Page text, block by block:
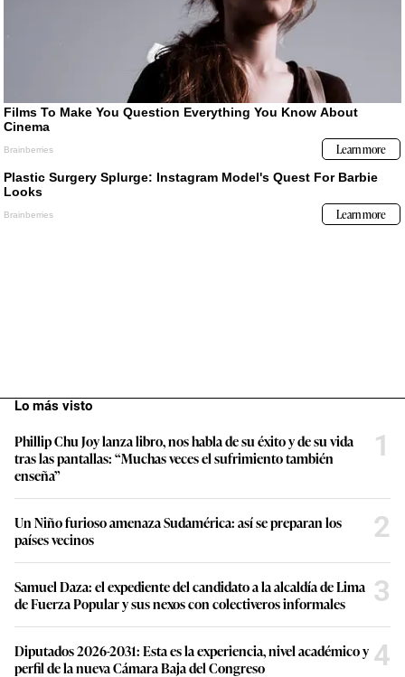
Lo más visto
Phillip Chu Joy lanza libro, nos habla de su éxito y de su vida
tras las pantallas: “Muchas veces el sufrimiento también
enseña”
1
Un Niño furioso amenaza Sudamérica: así se preparan los
países vecinos
2
Samuel Daza: el expediente del candidato a la alcaldía de Lima
de Fuerza Popular y sus nexos con colectiveros informales
3
Diputados 2026-2031: Esta es la experiencia, nivel académico y
perfil de la nueva Cámara Baja del Congreso
4